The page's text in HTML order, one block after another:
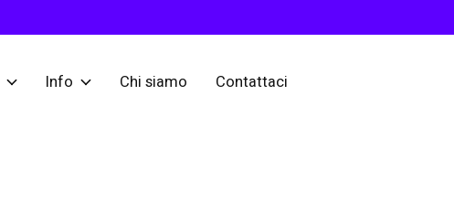
Info Chi siamo Contattaci